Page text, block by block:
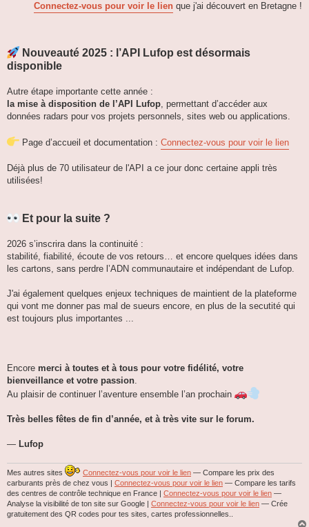
Connectez-vous pour voir le lien que j'ai découvert en Bretagne !
Nouveauté 2025 : l’API Lufop est désormais
disponible
Autre étape importante cette année :
la mise à disposition de l’API Lufop, permettant d’accéder aux
données radars pour vos projets personnels, sites web ou applications.
Page d’accueil et documentation : Connectez-vous pour voir le lien
Déjà plus de 70 utilisateur de l'API a ce jour donc certaine appli très
utilisées!
Et pour la suite ?
2026 s’inscrira dans la continuité :
stabilité, fiabilité, écoute de vos retours… et encore quelques idées dans
les cartons, sans perdre l’ADN communautaire et indépendant de Lufop.
J'ai également quelques enjeux techniques de maintient de la plateforme
qui vont me donner pas mal de sueurs encore, en plus de la secutité qui
est toujours plus importantes ...
Encore merci à toutes et à tous pour votre fidélité, votre
bienveillance et votre passion.
Au plaisir de continuer l’aventure ensemble l’an prochain
Très belles fêtes de fin d’année, et à très vite sur le forum.
— Lufop
Mes autres sites Connectez-vous pour voir le lien — Compare les prix des
carburants près de chez vous | Connectez-vous pour voir le lien — Compare les tarifs
des centres de contrôle technique en France | Connectez-vous pour voir le lien —
Analyse la visibilité de ton site sur Google | Connectez-vous pour voir le lien — Crée
gratuitement des QR codes pour tes sites, cartes professionnelles..